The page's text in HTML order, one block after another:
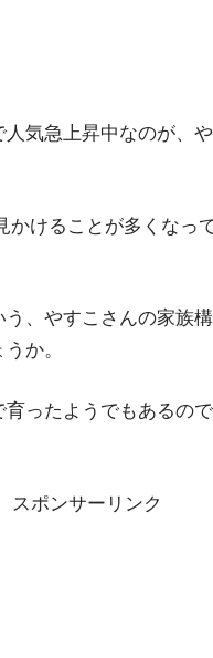
気急上昇中なのが、
かけることが多くなっ
う、やすこさんの家族
か。
ったようでもあるの
スポンサーリンク